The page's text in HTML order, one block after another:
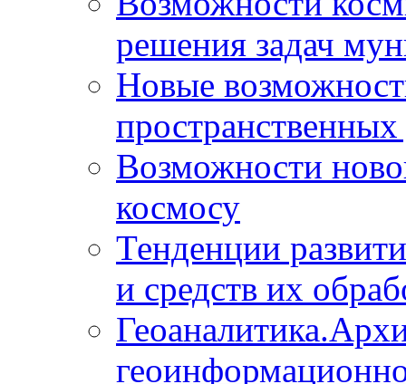
решения задач
Новые
Возможности
космосу
Тенденции
и средств их